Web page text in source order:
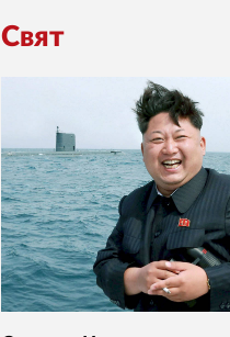
Свят